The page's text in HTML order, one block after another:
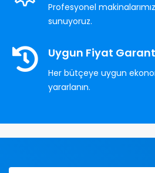
Profesyonel
sunuyoruz.
Uygun Fiyat
Her bütçeye uygun
yararlanın.